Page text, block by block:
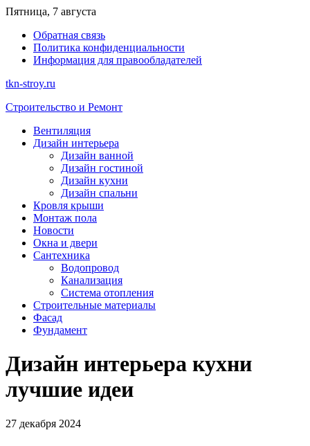
Перейти
содержимому
Пятница, 7 августа
Обратная связь
Политика конфиденциальности
Информация для правообладателей
tkn-stroy.ru
Строительство и Ремонт
Вентиляция
Дизайн интерьера
Дизайн ванной
Дизайн гостиной
Дизайн кухни
Дизайн спальни
Кровля крыши
Монтаж пола
Новости
Окна и двери
Сантехника
Водопровод
Канализация
Система отопления
Строительные материалы
Фасад
Фундамент
Дизайн интерьера кухни
лучшие идеи
27 декабря 2024